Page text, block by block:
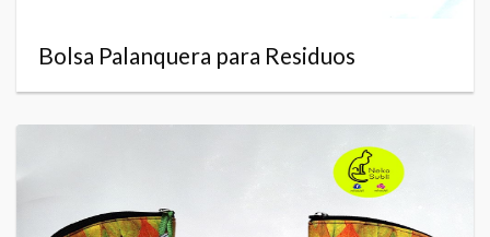
Bolsa Palanquera para Residuos